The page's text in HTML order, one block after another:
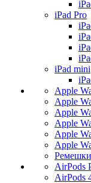
iPad Pro
iPad mini
Apple
Apple
Apple
Apple
Apple
Apple
AirPods
AirPods